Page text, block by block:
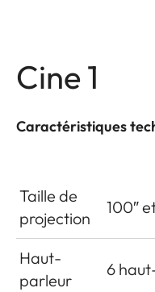
Cine 1
Caractéristiques
Taille de
projection
100″
Haut-
parleur
6